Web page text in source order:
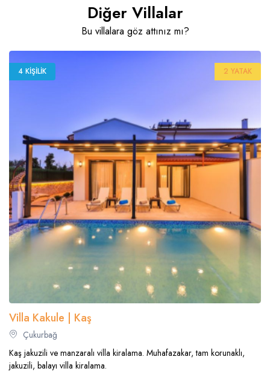
Diğer Villalar
Bu villalara göz attınız mı?
4 KIŞILIK 2 YATAK
Villa Kakule | Kaş
Çukurbağ
Kaş jakuzili ve manzaralı villa kiralama. Muhafazakar, tam korunaklı,
jakuzili, balayı villa kiralama.